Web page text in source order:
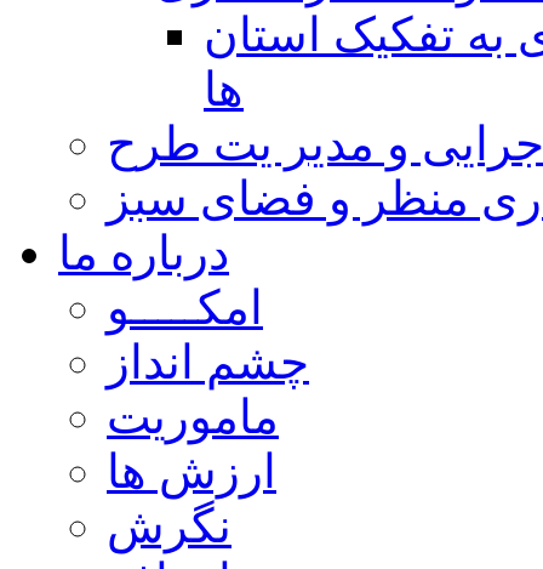
تفکیک استان
ها
و مدیر یت طرح
منظر و فضای سبز
درباره ما
امکـــــو
چشم انداز
ماموریت
ارزش ها
نگرش